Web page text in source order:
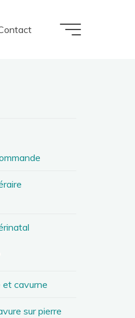
et cavurne
sur pierre